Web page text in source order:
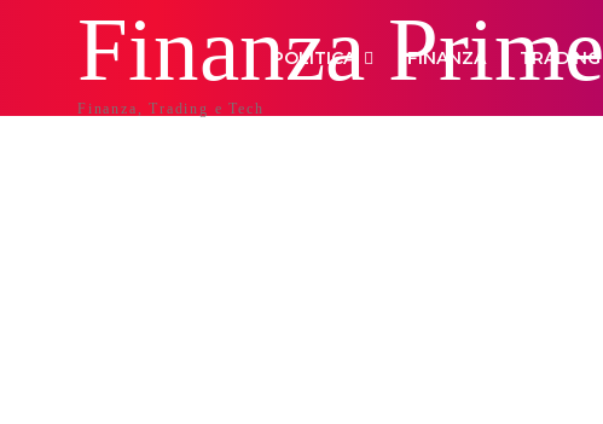
Finanza Prime
Finanza, Trading e Tech
POLITICA FINANZA TRADING